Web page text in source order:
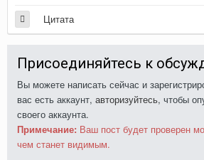
Цитата
Присоединяйтесь к
Вы можете написать сейчас и
вас есть аккаунт, авторизуйтесь, чтобы
своего аккаунта.
Примечание: Ваш пост будет проверен
чем станет видимым.